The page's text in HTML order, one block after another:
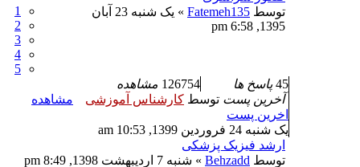
1
2
3
4
5
توسط Fatemeh135
» یک شنبه 23 آبان
1395, 6:58 pm
45 پاسخ ها 126754 مشاهده
آخرین پست توسط کارشناس آموزشی
مشاهده
اخرین پست
یک شنبه 24 فروردین 1399, 10:53 am
ارشد فیزیک پزشکی
توسط Behzadd » شنبه 7 اردیبهشت 1398, 8:49 pm